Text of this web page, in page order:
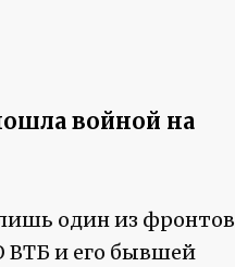
войной на
один из фронтов
ВТБ и его бывшей